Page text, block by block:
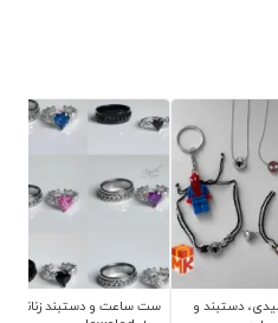
ست جا کلیدی اسپایدمن
ست ساعت و